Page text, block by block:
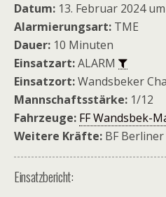
Datum: 13. Februar 2024
Alarmierungsart: TME
Dauer: 10 Minuten
Einsatzart:ALARM
Einsatzort:Wandsbeker
Mannschaftsstärke: 1/12
Fahrzeuge: FF Wandsbek-
Weitere Kräfte: BF
Einsatzbericht: